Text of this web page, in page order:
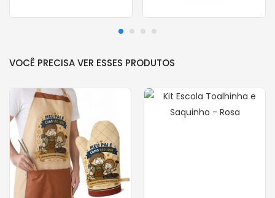
VOCÊ PRECISA VER ESSES PRODUTOS